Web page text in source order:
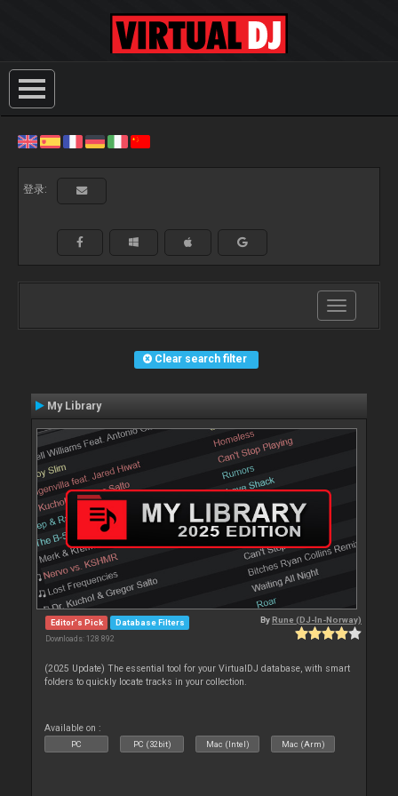
登录:
Toggle
navigation
Clear search filter
My Library
Editor's Pick Database Filters
Downloads: 128 892
ByRune (DJ-In-Norway)
(2025 Update) The essential tool for your VirtualDJ database, with smart
folders to quickly locate tracks in your collection.
Available on :
PC PC (32bit) Mac (Intel) Mac (Arm)